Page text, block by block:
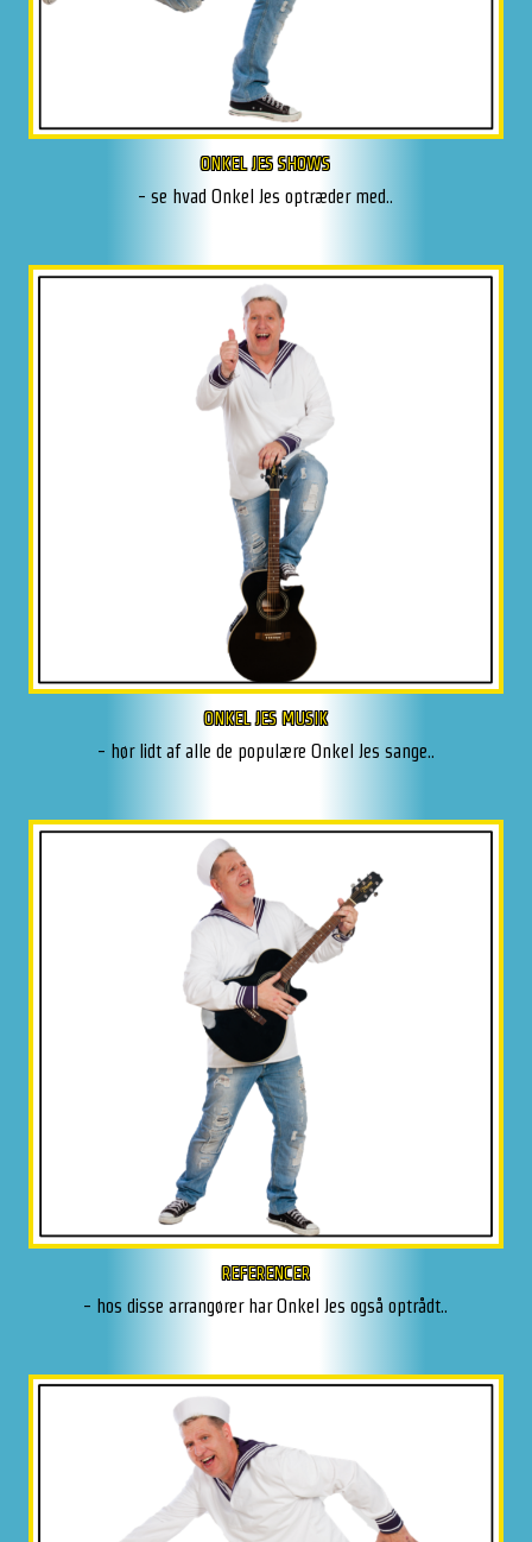
ONKEL JES SHOWS
- se hvad Onkel Jes optræder med..
ONKEL JES MUSIK
- hør lidt af alle de populære Onkel Jes sange..
REFERENCER
- hos disse arrangører har Onkel Jes også optrådt..